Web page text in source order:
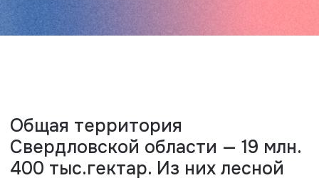
Общая территория
Свердловской области — 19 млн.
400 тыс.гектар. Из них лесной
охраняемых территорий —
93 тыс. гектар, земли
рекреационного назначения —
более 90 тыс. гектар, земли